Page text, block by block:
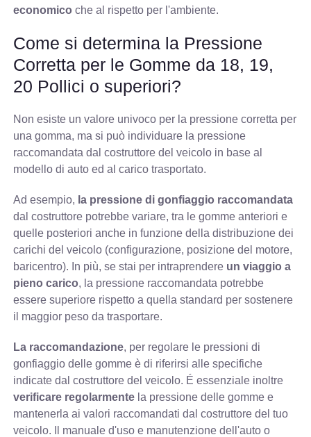
economicoche al rispetto per l'ambiente.
Come si determina la Pressione
Corretta per le Gomme da 18, 19,
20 Pollici o superiori?
Non esiste un valore univoco per la pressione corretta per
una gomma, ma si può individuare la pressione
raccomandata dal costruttore del veicolo in base al
modello di auto ed al carico trasportato.
Ad esempio, la pressione di gonfiaggio raccomandata
dal costruttore potrebbe variare, tra le gomme anteriori e
quelle posteriori anche in funzione della distribuzione dei
carichi del veicolo (configurazione, posizione del motore,
baricentro). In più, se stai per intraprendere un viaggio a
pieno carico, la pressione raccomandata potrebbe
essere superiore rispetto a quella standard per sostenere
il maggior peso da trasportare.
La raccomandazione, per regolare le pressioni di
gonfiaggio delle gomme è di riferirsi alle specifiche
indicate dal costruttore del veicolo. É essenziale inoltre
verificare regolarmente la pressione delle gomme e
mantenerla ai valori raccomandati dal costruttore del tuo
veicolo. Il manuale d'uso e manutenzione dell'auto o